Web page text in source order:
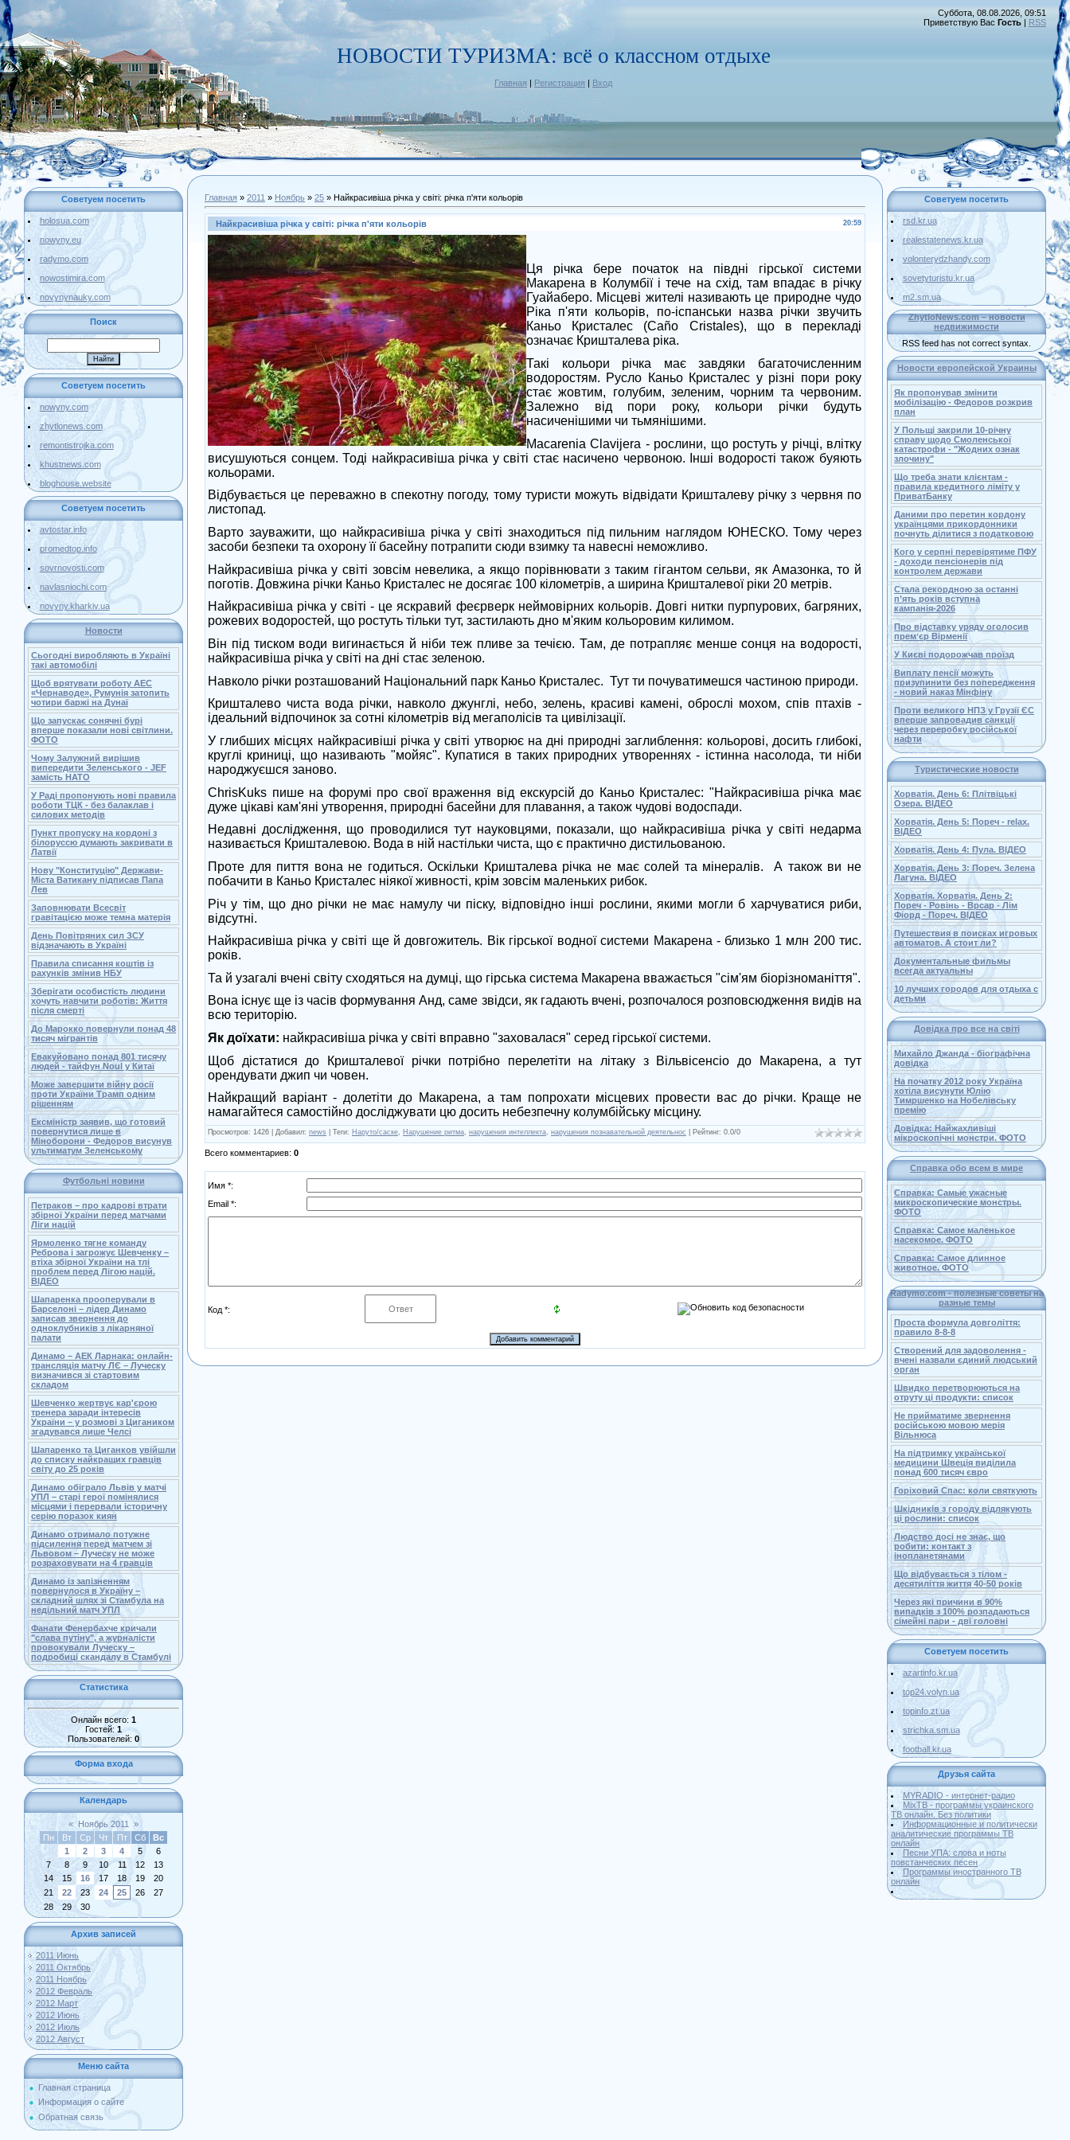
НОВОСТИ ТУРИЗМА: всё о классном отдыхе
Главная | Регистрация | Вход
Суббота, 08.08.2026, 09:51
Приветствую Вас Гость | RSS
Советуем посетить
holosua.com
nowyny.eu
radymo.com
nowostimira.com
novynynauky.com
Поиск
Советуем посетить
nowyny.com
zhytlonews.com
remontistrojka.com
khustnews.com
bloghouse.website
Советуем посетить
avtostar.info
promedtop.info
sovrnovosti.com
navlasniochi.com
novyny.kharkiv.ua
Новости
Сьогодні виробляють в Україні
такі автомобілі
Щоб врятувати роботу АЕС
«Чернаводе», Румунія затопить
чотири баржі на Дунаї
Що запускає сонячні бурі
вперше показали нові світлини.
ФОТО
Чому Залужний вирішив
випередити Зеленського - JEF
замість НАТО
У Раді пропонують нові правила
роботи ТЦК - без балаклав і
силових методів
Пункт пропуску на кордоні з
білоруссю думають закривати в
Латвії
Нову "Конституцію" Держави-
Міста Ватикану підписав Папа
Лев
Заповнювати Всесвіт
гравітацією може темна матерія
День Повітряних сил ЗСУ
відзначають в Україні
Правила списання коштів із
рахунків змінив НБУ
Зберігати особистість людини
хочуть навчити роботів: Життя
після смерті
До Марокко повернули понад 48
тисяч мігрантів
Евакуйовано понад 801 тисячу
людей - тайфун Noul у Китаї
Може завершити війну росії
проти України Трамп одним
рішенням
Ексміністр заявив, що готовий
повернутися лише в
Міноборони - Федоров висунув
ультиматум Зеленському
Футбольні новини
Петраков – про кадрові втрати
збірної України перед матчами
Ліги націй
Ярмоленко тягне команду
Реброва і загрожує Шевченку –
втіха збірної України на тлі
проблем перед Лігою націй.
ВІДЕО
Шапаренка прооперували в
Барселоні – лідер Динамо
записав звернення до
одноклубників з лікарняної
палати
Динамо – АЕК Ларнака: онлайн-
трансляція матчу ЛЄ – Луческу
визначився зі стартовим
складом
Шевченко жертвує кар'єрою
тренера заради інтересів
України – у розмові з Цигаником
згадувався лише Челсі
Шапаренко та Циганков увійшли
до списку найкращих гравців
світу до 25 років
Динамо обіграло Львів у матчі
УПЛ – старі герої помінялися
місцями і перервали історичну
серію поразок киян
Динамо отримало потужне
підсилення перед матчем зі
Львовом – Луческу не може
розраховувати на 4 гравців
Динамо із запізненням
повернулося в Україну –
складний шлях зі Стамбула на
недільний матч УПЛ
Фанати Фенербахче кричали
"слава путіну", а журналісти
провокували Луческу –
подробиці скандалу в Стамбулі
Статистика
Онлайн всего: 1
Гостей: 1
Пользователей: 0
Форма входа
Календарь
« Ноябрь 2011
»
Пн
Вт Ср Чт Пт Сб
Вс
1
2 3 4 5
6
7
8 9 10 11 12
13
14
15 16 17 18 19
20
21
22 23 24 25 26
27
28
29 30
Архив записей
2011 Июнь
2011 Октябрь
2011 Ноябрь
2012 Февраль
2012 Март
2012 Июнь
2012 Июль
2012 Август
Меню сайта
Главная страница
Информация о сайте
Обратная связь
Главная » 2011 » Ноябрь » 25 » Найкрасивіша річка у світі: річка п'яти кольорів
20:59
Найкрасивіша річка у світі: річка п'яти кольорів
Ця річка бере початок на півдні гірської системи
Макарена в Колумбії і тече на схід, там впадає в річку
Гуайаберо. Місцеві жителі називають це природне чудо
Ріка п'яти кольорів, по-іспанськи назва річки звучить
Каньо Кристалес (Caño Cristales), що в перекладі
означає Кришталева ріка.
Такі кольори річка має завдяки багаточисленним
водоростям. Русло Каньо Кристалес у різні пори року
стає жовтим, голубим, зеленим, чорним та червоним.
Залежно від пори року, кольори річки будуть
насиченішими чи тьмянішими.
Macarenia Clavijera - рослини, що ростуть у річці, влітку
висушуються сонцем. Тоді найкрасивіша річка у світі стає насичено червоною. Інші водорості також буяють
кольорами.
Відбувається це переважно в спекотну погоду, тому туристи можуть відвідати Кришталеву річку з червня по
листопад.
Варто зауважити, що найкрасивіша річка у світі знаходиться під пильним наглядом ЮНЕСКО. Тому через
засоби безпеки та охорону її басейну потрапити сюди взимку та навесні неможливо.
Найкрасивіша річка у світі зовсім невелика, а якщо порівнювати з таким гігантом сельви, як Амазонка, то й
поготів. Довжина річки Каньо Кристалес не досягає 100 кілометрів, а ширина Кришталевої ріки 20 метрів.
Найкрасивіша річка у світі - це яскравий феєрверк неймовірних кольорів. Довгі нитки пурпурових, багряних,
рожевих водоростей, що ростуть тільки тут, застилають дно м'яким кольоровим килимом.
Він під тиском води вигинається й ніби теж пливе за течією. Там, де потрапляє менше сонця на водорості,
найкрасивіша річка у світі на дні стає зеленою.
Навколо річки розташований Національний парк Каньо Кристалес. Тут ти почуватимешся частиною природи.
Кришталево чиста вода річки, навколо джунглі, небо, зелень, красиві камені, оброслі мохом, спів птахів -
ідеальний відпочинок за сотні кілометрів від мегаполісів та цивілізації.
У глибших місцях найкрасивіші річка у світі утворює на дні природні заглиблення: кольорові, досить глибокі,
круглі криниці, що називають "мойяс". Купатися в таких природних утвореннях - істинна насолода, ти ніби
народжуєшся заново.
СhrisKuks пише на форумі про свої враження від екскурсій до Каньо Кристалес: "Найкрасивіша річка має
дуже цікаві кам'яні утворення, природні басейни для плавання, а також чудові водоспади.
Недавні дослідження, що проводилися тут науковцями, показали, що найкрасивіша річка у світі недарма
називається Кришталевою. Вода в ній настільки чиста, що є практично дистильованою.
Проте для пиття вона не годиться. Оскільки Кришталева річка не має солей та мінералів. А також ви не
побачити в Каньо Кристалес ніякої живності, крім зовсім маленьких рибок.
Річ у тім, що дно річки не має намулу чи піску, відповідно інші рослини, якими могли б харчуватися риби,
відсутні.
Найкрасивіша річка у світі ще й довгожитель. Вік гірської водної системи Макарена - близько 1 млн 200 тис.
років.
Та й узагалі вчені світу сходяться на думці, що гірська система Макарена вважається "сім'ям біорізноманіття".
Вона існує ще із часів формування Анд, саме звідси, як гадають вчені, розпочалося розповсюдження видів на
всю територію.
Як доїхати: найкрасивіша річка у світі вправно "заховалася" серед гірської системи.
Щоб дістатися до Кришталевої річки потрібно перелетіти на літаку з Вільвісенсіо до Макарена, а тут
орендувати джип чи човен.
Найкращий варіант - долетіти до Макарена, а там попрохати місцевих провести вас до річки. Краще не
намагайтеся самостійно досліджувати цю досить небезпечну колумбійську місцину.
Просмотров: 1426 | Добавил: news Теги: Наруто/саске Нарушение ритма нарушения интеллекта нарушения познавательной деятельнос Рейтинг: 0.0/0
Всего комментариев: 0
Имя *:
Email *:
Код *:
Советуем посетить
rsd.kr.ua
realestatenews.kr.ua
volonterydzhandy.com
sovetyturistu.kr.ua
m2.sm.ua
ZhytloNews.com – новости
недвижимости
RSS feed has not correct syntax.
Новости европейской Украины
Як пропонував змінити
мобілізацію - Федоров розкрив
план
У Польщі закрили 10-річну
справу щодо Смоленської
катастрофи - "Жодних ознак
злочину"
Що треба знати клієнтам -
правила кредитного ліміту у
ПриватБанку
Даними про перетин кордону
українцями прикордонники
почнуть ділитися з податковою
Кого у серпні перевірятиме ПФУ
- доходи пенсіонерів під
контролем держави
Стала рекордною за останні
п’ять років вступна
кампанія-2026
Про відставку уряду оголосив
премʼєр Вірменії
У Києві подорожчав проїзд
Виплату пенсії можуть
призупинити без попередження
- новий наказ Мінфіну
Проти великого НПЗ у Грузії ЄС
вперше запровадив санкції
через переробку російської
нафти
Туристические новости
Хорватія. День 6: Плітвіцькі
Озера. ВІДЕО
Хорватія. День 5: Пореч - relax.
ВІДЕО
Хорватія. День 4: Пула. ВІДЕО
Хорватія. День 3: Пореч. Зелена
Лагуна. ВІДЕО
Хорватія. Хорватія. День 2:
Пореч - Ровінь - Врсар - Лім
Фіорд - Пореч. ВІДЕО
Путешествия в поисках игровых
автоматов. А стоит ли?
Документальные фильмы
всегда актуальны
10 лучших городов для отдыха с
детьми
Довідка про все на світі
Михайло Джанда - біографічна
довідка
На початку 2012 року Україна
хотіла висунути Юлію
Тимршенко на Нобелівську
премію
Довідка: Найжахливіші
мікроскопічні монстри. ФОТО
Справка обо всем в мире
Справка: Самые ужасные
микроскопические монстры.
ФОТО
Справка: Самое маленькое
насекомое. ФОТО
Справка: Самое длинное
животное. ФОТО
Radymo.com - полезные советы на
разные темы
Проста формула довголіття:
правило 8-8-8
Створений для задоволення -
вчені назвали єдиний людський
орган
Швидко перетворюються на
отруту ці продукти: список
Не прийматиме звернення
російською мовою мерія
Вільнюса
На підтримку української
медицини Швеція виділила
понад 600 тисяч євро
Горіховий Спас: коли святкують
Шкідників з городу відлякують
ці рослини: список
Людство досі не знає, що
робити: контакт з
інопланетянами
Що відбувається з тілом -
десятиліття життя 40-50 років
Через які причини в 90%
випадків з 100% розпадаються
сімейні пари - дві головні
Советуем посетить
azartinfo.kr.ua
top24.volyn.ua
topinfo.zt.ua
strichka.sm.ua
football.kr.ua
Друзья сайта
MYRADIO - интернет-радио
MixTB - программы украинского
ТВ онлайн. Без политики
Информационные и политически
аналитические программы ТВ
онлайн
Песни УПА: слова и ноты
повстанческих песен
Программы иностранного ТВ
онлайн